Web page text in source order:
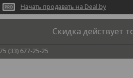
Начать продавать на Deal.by
Скидка действует
(33) 677-25-25